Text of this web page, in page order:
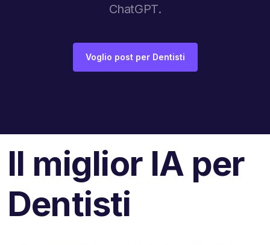
ChatGPT.
Voglio post per Dentisti
Il miglior IA per
Dentisti